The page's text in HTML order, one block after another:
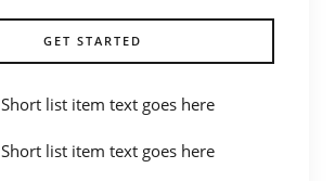
GET STARTED
Short list item text goes here
Short list item text goes here